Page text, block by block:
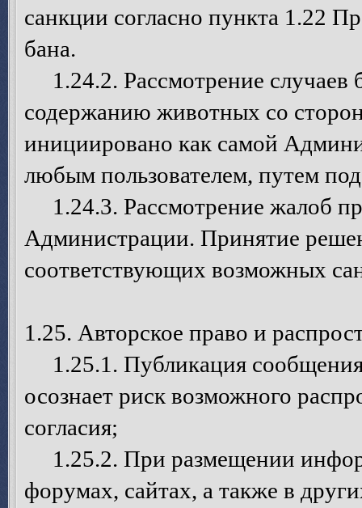
санкции согласно пункта 1.22
бана.
1.24.2. Рассмотрение случаев
содержанию животных со
инициировано как самой
любым пользователем, путем
1.24.3. Рассмотрение жалоб
Администрации. Принятие
соответствующих возможных
1.25. Авторское право и
1.25.1. Публикация сообщения
осознает риск возможного
согласия;
1.25.2. При размещении
форумах, сайтах, а также в